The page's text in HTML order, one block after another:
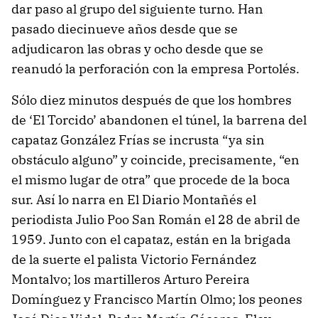
dar paso al grupo del siguiente turno. Han
pasado diecinueve años desde que se
adjudicaron las obras y ocho desde que se
reanudó la perforación con la empresa Portolés.
Sólo diez minutos después de que los hombres
de ‘El Torcido’ abandonen el túnel, la barrena del
capataz González Frías se incrusta “ya sin
obstáculo alguno” y coincide, precisamente, “en
el mismo lugar de otra” que procede de la boca
sur. Así lo narra en El Diario Montañés el
periodista Julio Poo San Román el 28 de abril de
1959. Junto con el capataz, están en la brigada
de la suerte el palista Victorio Fernández
Montalvo; los martilleros Arturo Pereira
Domínguez y Francisco Martín Olmo; los peones